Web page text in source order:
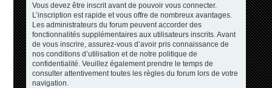
Vous devez être inscrit avant de pouvoir vous connecter.
L’inscription est rapide et vous offre de nombreux avantages.
Les administrateurs du forum peuvent accorder des
fonctionnalités supplémentaires aux utilisateurs inscrits. Avant
de vous inscrire, assurez-vous d’avoir pris connaissance de
nos conditions d’utilisation et de notre politique de
confidentialité. Veuillez également prendre le temps de
consulter attentivement toutes les règles du forum lors de votre
navigation.